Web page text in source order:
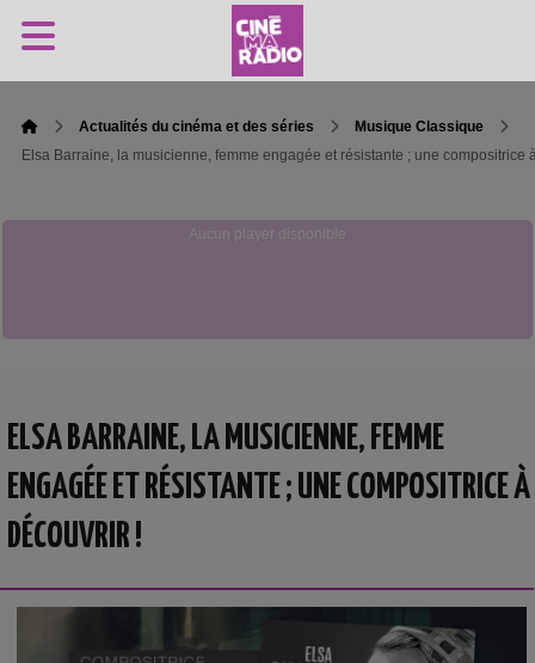
Actualités du cinéma et des séries
Musique Classique
Elsa Barraine, la musicienne, femme engagée et résistante ; une compositrice
Aucun player disponible
ELSA BARRAINE, LA MUSICIENNE, FEMME
ENGAGÉE ET RÉSISTANTE ; UNE COMPOSITRICE À
DÉCOUVRIR !